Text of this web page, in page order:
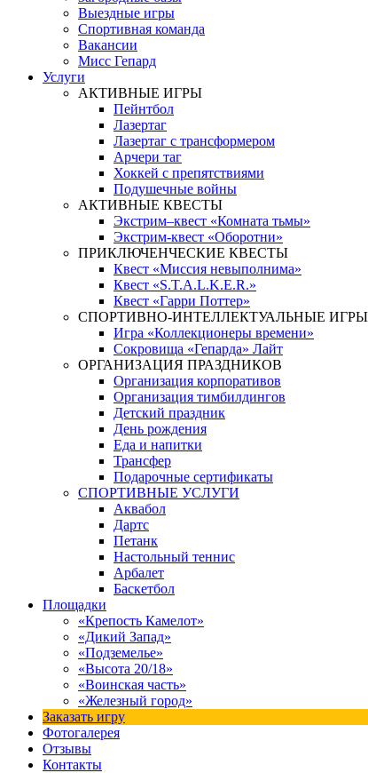
Выездные игры
Спортивная команда
Вакансии
Мисс Гепард
Услуги
АКТИВНЫЕ ИГРЫ
Пейнтбол
Лазертаг
Лазертаг с трансформером
Арчери таг
Хоккей с препятствиями
Подушечные войны
АКТИВНЫЕ КВЕСТЫ
Экстрим–квест «Комната тьмы»
Экстрим-квест «Оборотни»
ПРИКЛЮЧЕНЧЕСКИЕ КВЕСТЫ
Квест «Миссия невыполнима»
Квест «S.T.A.L.K.E.R.»
Квест «Гарри Поттер»
СПОРТИВНО-ИНТЕЛЛЕКТУАЛЬНЫЕ ИГРЫ
Игра «Коллекционеры времени»
Сокровища «Гепарда» Лайт
ОРГАНИЗАЦИЯ ПРАЗДНИКОВ
Организация корпоративов
Организация тимбилдингов
Детский праздник
День рождения
Еда и напитки
Трансфер
Подарочные сертификаты
СПОРТИВНЫЕ УСЛУГИ
Аквабол
Дартс
Петанк
Настольный теннис
Арбалет
Баскетбол
Площадки
«Крепость Камелот»
«Дикий Запад»
«Подземелье»
«Высота 20/18»
«Воинская часть»
«Железный город»
Заказать игру
Фотогалерея
Отзывы
Контакты